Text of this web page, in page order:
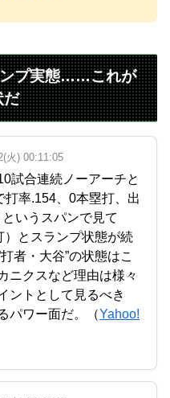
ンプ実態……これが
だ
火) 00:11:05
試合連続ノーアーチと
率.154、0本塁打、出
いうスパンで見て
）とスランプ状態が続
者・大谷”の状態はこ
ニクスなど理由は様々
ントとして見るべき
パワー面だ。（Yahoo!